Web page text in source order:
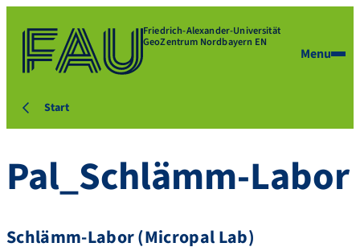
Friedrich-Alexander-Universität
GeoZentrum Nordbayern EN
Menu
Start
Pal_Schlämm-Labor
Schlämm-Labor (Micropal Lab)